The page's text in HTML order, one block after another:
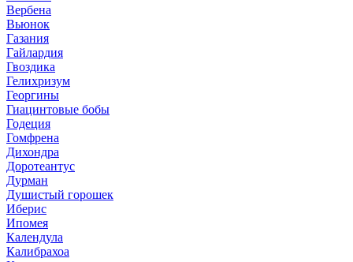
Вербена
Вьюнок
Газания
Гайлардия
Гвоздика
Гелихризум
Георгины
Гиацинтовые бобы
Годеция
Гомфрена
Дихондра
Доротеантус
Дурман
Душистый горошек
Иберис
Ипомея
Календула
Калибрахоа